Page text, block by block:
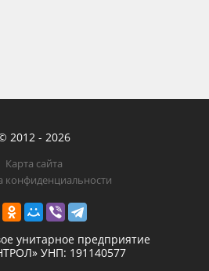
2012 - 2026
Карта сайта
конфиденциальности
унитарное предприятие
УНП: 191140577